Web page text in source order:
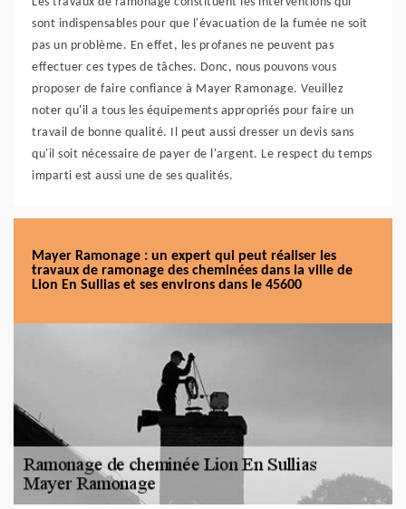
sont indispensables pour que l'évacuation de la fumée ne soit
pas un problème. En effet, les profanes ne peuvent pas
effectuer ces types de tâches. Donc, nous pouvons vous
proposer de faire confiance à Mayer Ramonage. Veuillez
noter qu'il a tous les équipements appropriés pour faire un
travail de bonne qualité. Il peut aussi dresser un devis sans
qu'il soit nécessaire de payer de l'argent. Le respect du temps
imparti est aussi une de ses qualités.
Mayer Ramonage : un expert qui peut réaliser les
travaux de ramonage des cheminées dans la ville de
Lion En Sullias et ses environs dans le 45600